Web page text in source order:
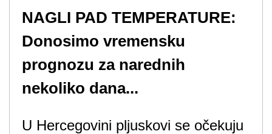
NAGLI PAD TEMPERATURE:
Donosimo vremensku
prognozu za narednih
nekoliko dana...
U Hercegovini pljuskovi se očekuju